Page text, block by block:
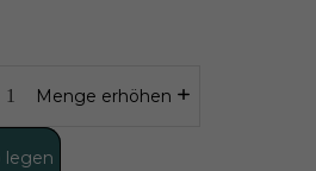
Menge erhöhen
legen